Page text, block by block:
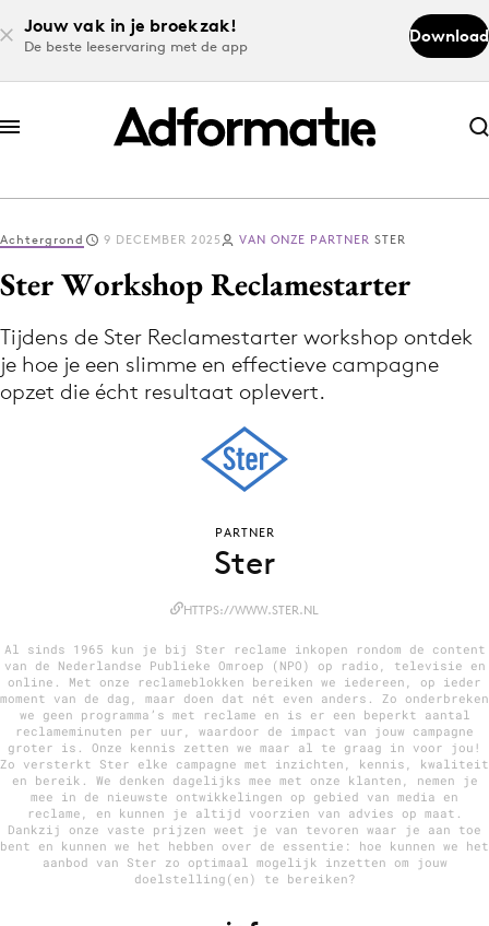
Jouw vak in je broekzak!
De beste leeservaring met de app
Download
Abonneer nu
Abonneer nu
Log in
Download de app
Volg het laatste nieuws via de Adformatie
Nieuws app
9 sept: GenAI-training
12 nov: MarketingLive!
Adverteren
Events
Opleidingen
Vacatures
Academy
Achtergrond 9 DECEMBER 2025 VAN ONZE PARTNER STER
Ster Workshop Reclamestarter
Tijdens de Ster Reclamestarter workshop ontdek
je hoe je een slimme en effectieve campagne
opzet die écht resultaat oplevert.
PARTNER
Ster
HTTPS://WWW.STER.NL
Al sinds 1965 kun je bij Ster reclame inkopen rondom de content
van de Nederlandse Publieke Omroep (NPO) op radio, televisie en
online. Met onze reclameblokken bereiken we iedereen, op ieder
moment van de dag, maar doen dat nét even anders. Zo onderbreken
we geen programma’s met reclame en is er een beperkt aantal
reclameminuten per uur, waardoor de impact van jouw campagne
groter is. Onze kennis zetten we maar al te graag in voor jou!
Zo versterkt Ster elke campagne met inzichten, kennis, kwaliteit
en bereik. We denken dagelijks mee met onze klanten, nemen je
mee in de nieuwste ontwikkelingen op gebied van media en
reclame, en kunnen je altijd voorzien van advies op maat.
Dankzij onze vaste prijzen weet je van tevoren waar je aan toe
bent en kunnen we het hebben over de essentie: hoe kunnen we het
aanbod van Ster zo optimaal mogelijk inzetten om jouw
doelstelling(en) te bereiken?